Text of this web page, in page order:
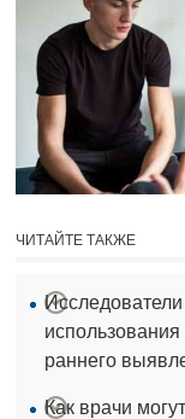
ЧИТАЙТЕ ТАКЖЕ
Исследователи
раннего
Как врачи